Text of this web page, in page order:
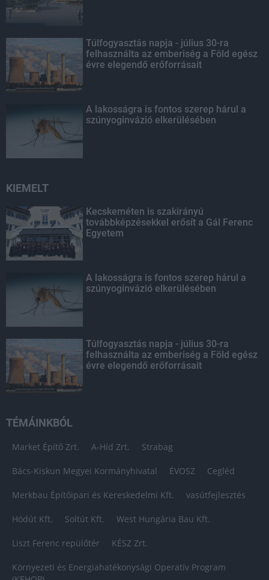
Túlfogyasztás napja - július 30-ra
felhasználta az emberiség a Föld egész
évre elegendő erőforrásait
A lakosságra is fontos szerep hárul a
szúnyoginvázió elkerülésében
KIEMELT
Kecskeméten is szakirányú
továbbképzésekkel erősít a Gál Ferenc
Egyetem
A lakosságra is fontos szerep hárul a
szúnyoginvázió elkerülésében
Túlfogyasztás napja - július 30-ra
felhasználta az emberiség a Föld egész
évre elegendő erőforrásait
TÉMÁINKBÓL
Market Építő Zrt. A-Híd Zrt. Strabag
Bács-Kiskun Megyei Kormányhivatal ÉVOSZ Cegléd
Merkbau Építőipari és Kereskedelmi Kft. vasútfejlesztés
Hódút Kft. Soltút Kft. West Hungária Bau Kft.
Liszt Ferenc repülőtér KÉSZ Zrt.
Környezeti és Energiahatékonysági Operatív Program